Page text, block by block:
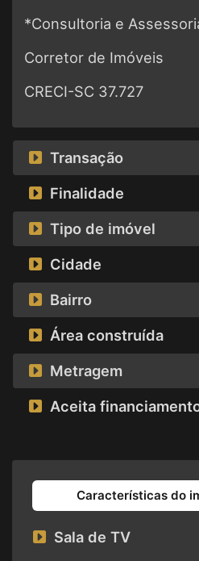
*Consultoria e
Corretor de Imóveis
CRECI-SC 37.727
Transação
Finalidade
Tipo de imóvel
Cidade
Bairro
Área construída
Metragem
Aceita
Características do
Sala de TV